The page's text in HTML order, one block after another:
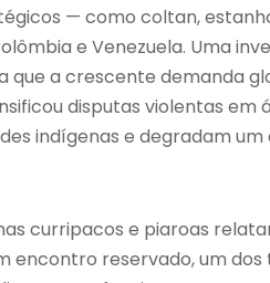
— como coltan,
e Venezuela. Uma
a crescente demanda
disputas violentas em
indígenas e degradam
curripacos e piaroas
encontro reservado, um